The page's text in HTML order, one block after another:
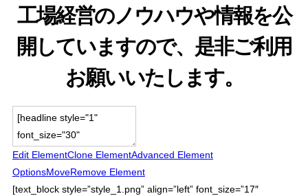
工場経営のノウハウや情報を公
開していますので、是非ご利用
お願いいたします。
Edit ElementClone ElementAdvanced Element
OptionsMoveRemove Element
[text_block style=”style_1.png” align=”left” font_size=”17″